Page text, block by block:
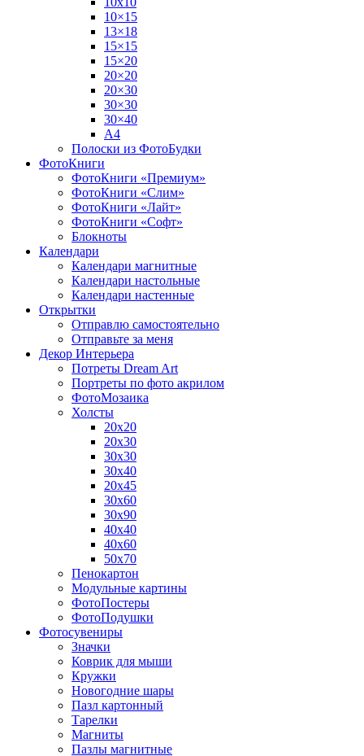
10×15
13×18
15×15
15×20
20×20
20×30
30×30
30×40
A4
Полоски из ФотоБудки
ФотоКниги
ФотоКниги «Премиум»
ФотоКниги «Слим»
ФотоКниги «Лайт»
ФотоКниги «Софт»
Блокноты
Календари
Календари магнитные
Календари настольные
Календари настенные
Открытки
Отправлю самостоятельно
Отправьте за меня
Декор Интерьера
Потреты Dream Art
Портреты по фото акрилом
ФотоМозаика
Холсты
20х20
20х30
30х30
30х40
20х45
30х60
30х90
40х40
40х60
50х70
Пенокартон
Модульные картины
ФотоПостеры
ФотоПодушки
Фотоcувениры
Значки
Коврик для мыши
Кружки
Новогодние шары
Пазл картонный
Тарелки
Магниты
Пазлы магнитные